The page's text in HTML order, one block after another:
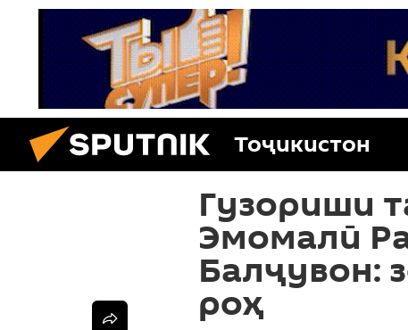
Тоҷикистон
Гузориши
Эмомалӣ
Балҷувон:
роҳ